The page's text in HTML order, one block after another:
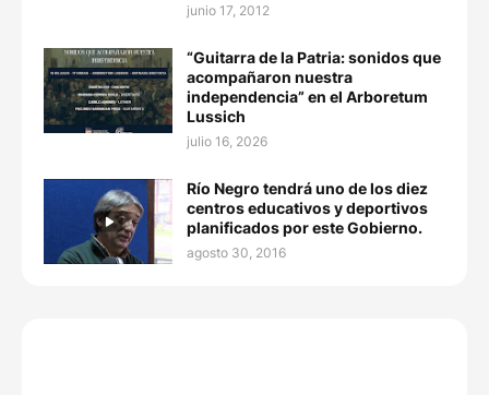
junio 17, 2012
“Guitarra de la Patria: sonidos que
acompañaron nuestra
independencia” en el Arboretum
Lussich
julio 16, 2026
Río Negro tendrá uno de los diez
centros educativos y deportivos
planificados por este Gobierno.
agosto 30, 2016